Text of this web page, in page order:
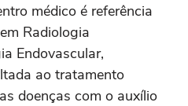
médico é referência
Radiologia
Endovascular,
ao tratamento
doenças com o auxílio